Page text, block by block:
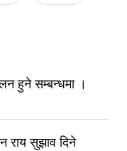
हुने सम्बन्धमा ।
राय सुझाव दिने